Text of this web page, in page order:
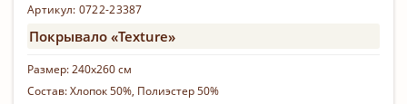
Артикул: 0722-23387
Покрывало «Texture»
Размер:240х260 см
Состав:Хлопок 50%, Полиэстер 50%